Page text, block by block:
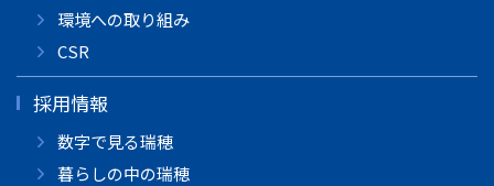
環境への取り組み
CSR
採用情報
数字で見る瑞穂
暮らしの中の瑞穂